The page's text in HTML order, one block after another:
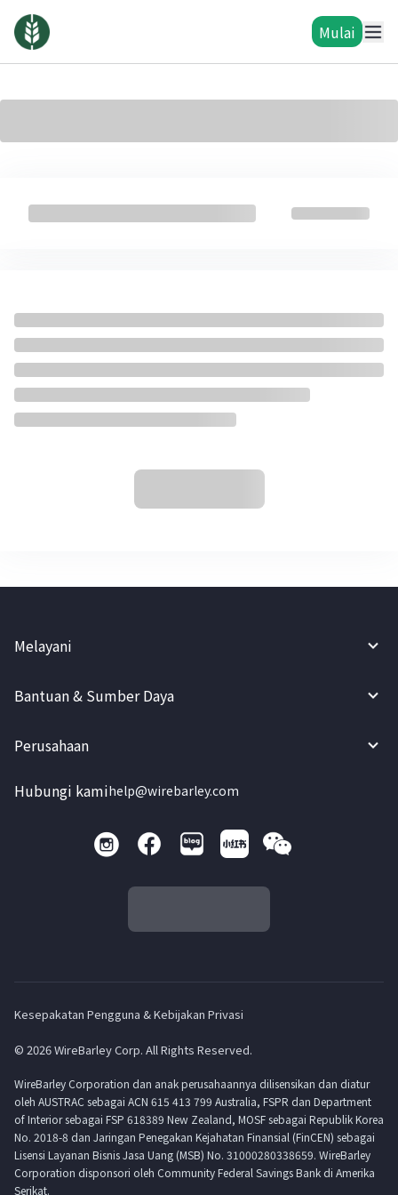
Mulai
Melayani
Bantuan & Sumber Daya
Perusahaan
Hubungi kamihelp@wirebarley.com
Kesepakatan Pengguna & Kebijakan Privasi
© 2026 WireBarley Corp. All Rights Reserved.
WireBarley Corporation dan anak perusahaannya dilisensikan dan diatur
oleh AUSTRAC sebagai ACN 615 413 799 Australia, FSPR dan Department
of Interior sebagai FSP 618389 New Zealand, MOSF sebagai Republik Korea
No. 2018-8 dan Jaringan Penegakan Kejahatan Finansial (FinCEN) sebagai
Lisensi Layanan Bisnis Jasa Uang (MSB) No. 31000280338659. WireBarley
Corporation disponsori oleh Community Federal Savings Bank di Amerika
Serikat.